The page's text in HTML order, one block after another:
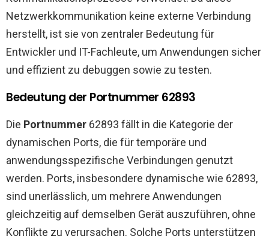
Netzwerkkommunikation keine externe Verbindung
herstellt, ist sie von zentraler Bedeutung für
Entwickler und IT-Fachleute, um Anwendungen sicher
und effizient zu debuggen sowie zu testen.
Bedeutung der Portnummer 62893
Die Portnummer 62893 fällt in die Kategorie der
dynamischen Ports, die für temporäre und
anwendungsspezifische Verbindungen genutzt
werden. Ports, insbesondere dynamische wie 62893,
sind unerlässlich, um mehrere Anwendungen
gleichzeitig auf demselben Gerät auszuführen, ohne
Konflikte zu verursachen. Solche Ports unterstützen